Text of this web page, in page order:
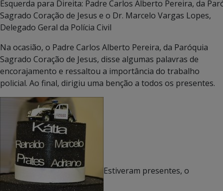
Esquerda para Direita: Padre Carlos Alberto Pereira, da
Sagrado Coração de Jesus e o Dr. Marcelo Vargas Lopes,
Delegado Geral da Polícia Civil
Na ocasião, o Padre Carlos Alberto Pereira, da Paróquia
Sagrado Coração de Jesus, disse algumas palavras de
encorajamento e ressaltou a importância do trabalho
policial. Ao final, dirigiu uma benção a todos os presentes.
Estiveram presentes, o